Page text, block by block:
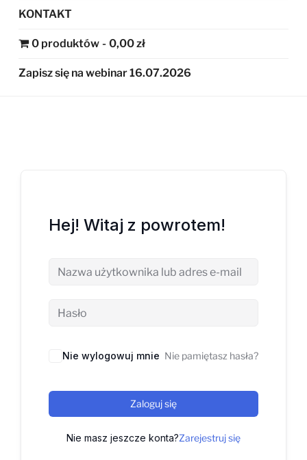
KONTAKT
0 produktów 0,00 zł
Zapisz się na webinar 16.07.2026
Hej! Witaj z powrotem!
Nie wylogowuj mnie Nie pamiętasz hasła?
Zaloguj się
Nie masz jeszcze konta?Zarejestruj się